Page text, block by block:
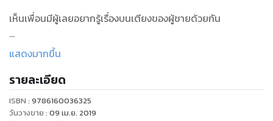
เห็นเพื่อนมีผู้เลยอยากรู้เรื่องบนเตียงของผู้ชายด้วยกัน
เขาเพียรถามเพื่อนรักเพราะคิดว่ากลองคงรู้ลึกรู้ดี
ได้น้ำแล้วจะมีนวลอย่างที่เค้าว่ากันจริงมั้ย
แต่กลองก็บ่ายเบี่ยง แถมยังไล่ให้ไปทดลองเอง
แสดงมากขึ้น
รายละเอียด
ISBN : 9786160036325
วันวางขาย : 09 เม.ย. 2019